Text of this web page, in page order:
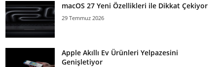
macOS 27 Yeni Özellikleri ile Dikkat Çekiyor
29 Temmuz 2026
Apple Akıllı Ev Ürünleri Yelpazesini
Genişletiyor